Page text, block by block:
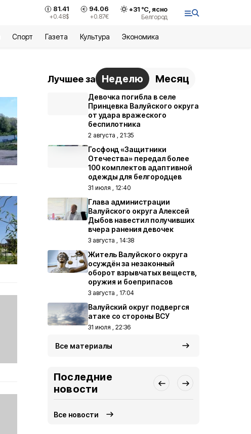
81.41
+0.48$
94.06
+0.87€
+31°С, ясно
Белгород
Спорт Газета Культура Экономика
Лучшее за Неделю Месяц
Девочка погибла в селе
Принцевка Валуйского округа
от удара вражеского
беспилотника
2 августа , 21:35
Госфонд «Защитники
Отечества» передал более
100 комплектов адаптивной
одежды для белгородцев
31 июля , 12:40
Глава администрации
Валуйского округа Алексей
Дыбов навестил получивших
вчера ранения девочек
3 августа , 14:38
Житель Валуйского округа
осуждён за незаконный
оборот взрывчатых веществ,
оружия и боеприпасов
3 августа , 17:04
Валуйский округ подвергся
атаке со стороны ВСУ
31 июля , 22:36
Все материалы
Последние
новости
Все новости